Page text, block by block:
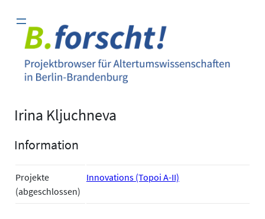
Inhalt
springen
Irina Kljuchneva
Information
Projekte
(abgeschlossen)
Innovations (Topoi A-II)